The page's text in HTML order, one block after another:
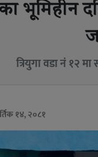
का भूमिहीन
त्रियुगा वडा नं १२
१४, २०८१